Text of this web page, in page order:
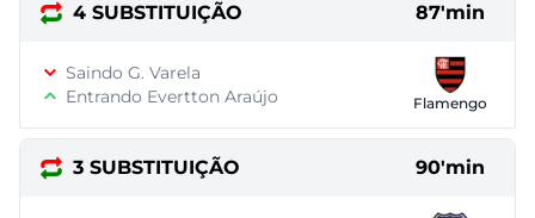
4 SUBSTITUIÇÃO 87'min
Saindo G. Varela
Entrando Evertton Araújo
Flamengo
3 SUBSTITUIÇÃO 90'min